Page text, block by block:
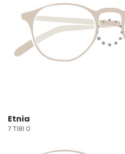
Etnia
7 TIBI O